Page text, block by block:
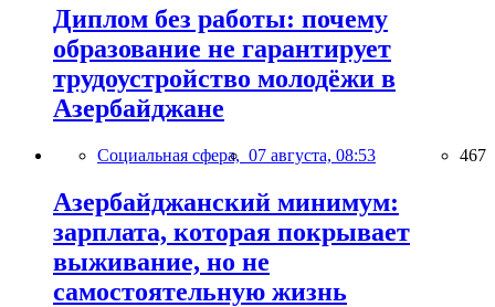
Диплом без работы: почему
образование не гарантирует
трудоустройство молодёжи в
Азербайджане
Социальная сфера, 07 августа, 08:53 467
Азербайджанский минимум:
зарплата, которая покрывает
выживание, но не
самостоятельную жизнь